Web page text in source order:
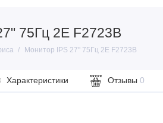
75Гц 2E F2723B
Монитор IPS 27" 75Гц 2E F2723B
Характеристики Отзывы 0